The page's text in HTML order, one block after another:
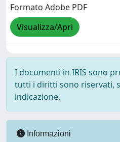
Formato Adobe PDF
Visualizza/Apri
I documenti in IRIS sono
tutti i diritti sono riservati,
indicazione.
Informazioni